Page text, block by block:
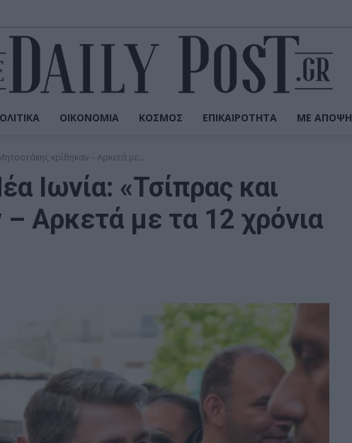
ΟΙΚΟΝΟΜΊΑ ΚΌΣΜΟΣ ΕΠΙΚΑΙΡΌΤΗΤΑ ΜΕ ΆΠΟΨΗ
κρίθηκαν – Αρκετά με...
Ιωνία: «Τσίπρας και
Αρκετά με τα 12 χρόνια